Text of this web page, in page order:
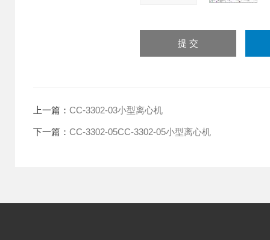
上一篇： CC-3302-03小型离心机
下一篇： CC-3302-05CC-3302-05小型离心机